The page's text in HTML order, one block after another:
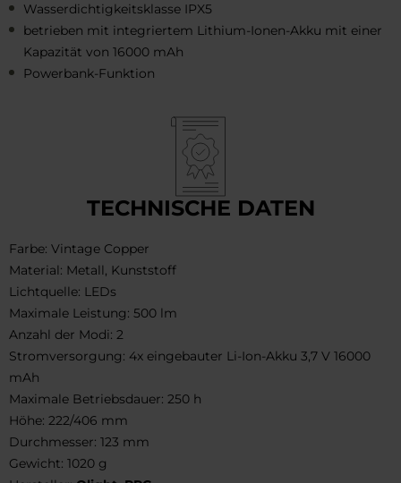
Wasserdichtigkeitsklasse IPX5
betrieben mit integriertem Lithium-Ionen-Akku mit einer
Kapazität von 16000 mAh
Powerbank-Funktion
TECHNISCHE DATEN
Farbe: Vintage Copper
Material: Metall, Kunststoff
Lichtquelle: LEDs
Maximale Leistung: 500 lm
Anzahl der Modi: 2
Stromversorgung: 4x eingebauter Li-Ion-Akku 3,7 V 16000
mAh
Maximale Betriebsdauer: 250 h
Höhe: 222/406 mm
Durchmesser: 123 mm
Gewicht: 1020 g